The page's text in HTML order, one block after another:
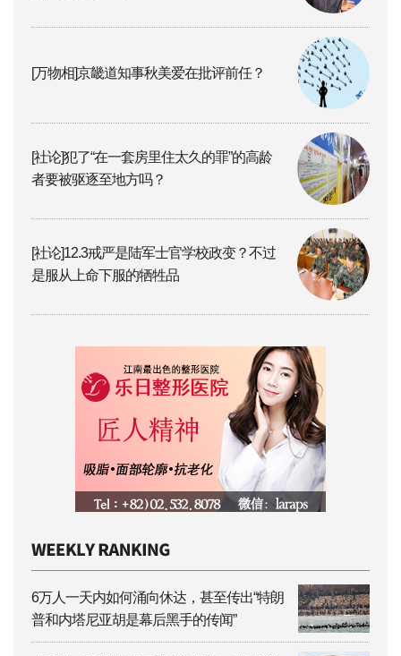
[万物相]京畿道知事秋美爱在批评前任？
[社论]犯了“在一套房里住太久的罪”的高龄
者要被驱逐至地方吗？
[社论]12.3戒严是陆军士官学校政变？不过
是服从上命下服的牺牲品
6万人一天内如何涌向休达，甚至传出“特朗
普和内塔尼亚胡是幕后黑手的传闻”